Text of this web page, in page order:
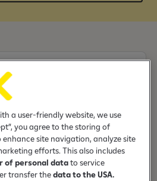
tarife za platni promet
bankarskim
a user-friendly website, we use
you agree to the storing of
site navigation, analyze site
efforts. This also includes
of personal datato service
transfer thedata to the USA.